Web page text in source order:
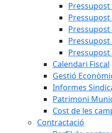
Pressupost
Pressupost
Pressupost
Pressupost
Pressupost
Calendari Fiscal
Gestió
Informes
Patrimoni
Cost de les
Contractació